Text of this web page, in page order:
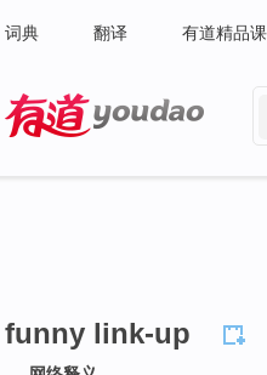
词典 翻译 有道精品课
funny link-up